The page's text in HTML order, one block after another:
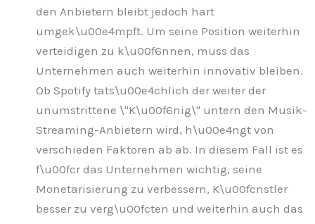
den Anbietern bleibt jedoch hart
umgek\u00e4mpft. Um seine Position weiterhin
verteidigen zu k\u00f6nnen, muss das
Unternehmen auch weiterhin innovativ bleiben.
Ob Spotify tats\u00e4chlich der weiter der
unumstrittene \"K\u00f6nig\" untern den Musik-
Streaming-Anbietern wird, h\u00e4ngt von
verschieden Faktoren ab ab. In diesem Fall ist es
f\u00fcr das Unternehmen wichtig, seine
Monetarisierung zu verbessern, K\u00fcnstler
besser zu verg\u00fcten und weiterhin auch das